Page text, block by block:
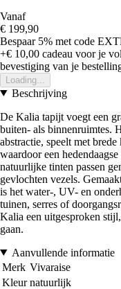
Vanaf
€ 199,90
Bespaar 5% met code
+€ 10,00 cadeau voor je
bevestiging van je
Loading...
Beschrijving
De Kalia tapijt voegt een
buiten- als binnenruimtes.
abstractie, speelt met
waardoor een
natuurlijke tinten passen
gevlochten vezels.
is het water-, UV- en
tuinen, serres of
Kalia een uitgesproken
gaan.
Aanvullende informatie
Merk Vivaraise
Kleur natuurlijk